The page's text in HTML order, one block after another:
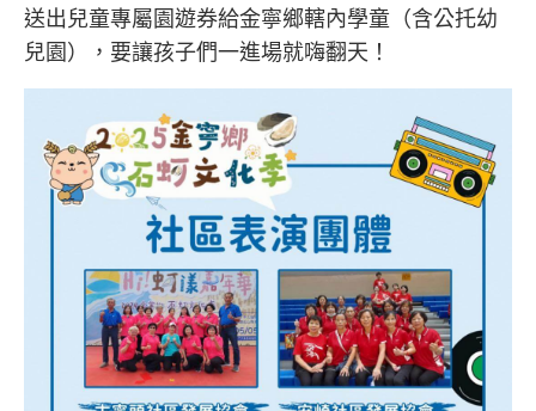
送出兒童專屬園遊券給金寧鄉轄內學童（含公托幼
兒園），要讓孩子們一進場就嗨翻天！